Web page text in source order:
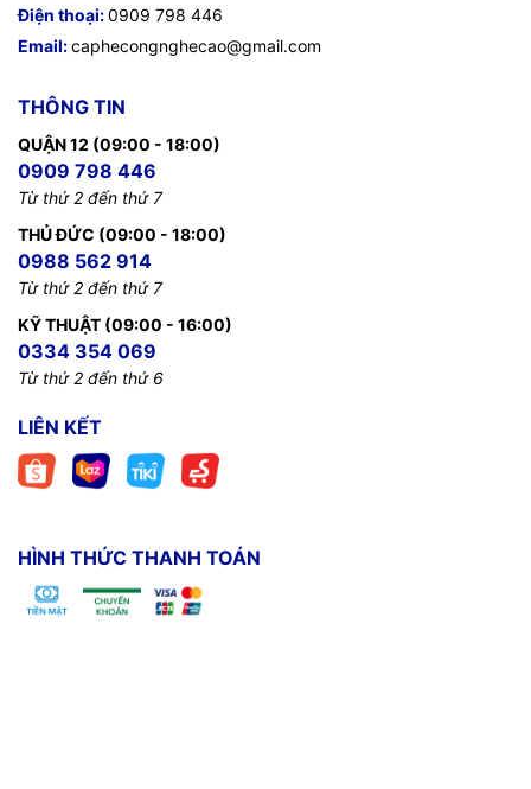
Điện thoại:0909 798 446
Email:caphecongnghecao@gmail.com
THÔNG TIN
QUẬN 12 (09:00 - 18:00)
0909 798 446
Từ thứ 2 đến thứ 7
THỦ ĐỨC (09:00 - 18:00)
0988 562 914
Từ thứ 2 đến thứ 7
KỸ THUẬT (09:00 - 16:00)
0334 354 069
Từ thứ 2 đến thứ 6
LIÊN KẾT
HÌNH THỨC THANH TOÁN